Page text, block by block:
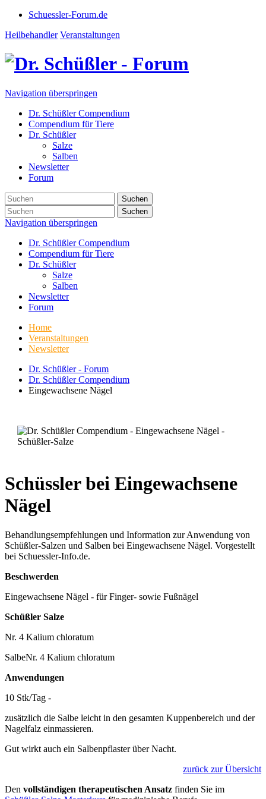
Schuessler-Forum.de
Heilbehandler Veranstaltungen
Navigation überspringen
Dr. Schüßler Compendium
Compendium für Tiere
Dr. Schüßler
Salze
Salben
Newsletter
Forum
Suchen
Suchen
Navigation überspringen
Dr. Schüßler Compendium
Compendium für Tiere
Dr. Schüßler
Salze
Salben
Newsletter
Forum
Home
Veranstaltungen
Newsletter
Dr. Schüßler - Forum
Dr. Schüßler Compendium
Eingewachsene Nägel
Schüssler bei Eingewachsene
Nägel
Behandlungsempfehlungen und Information zur Anwendung von
Schüßler-Salzen und Salben bei Eingewachsene Nägel. Vorgestellt
bei Schuessler-Info.de.
Beschwerden
Eingewachsene Nägel - für Finger- sowie Fußnägel
Schüßler Salze
Nr. 4 Kalium chloratum
SalbeNr. 4 Kalium chloratum
Anwendungen
10 Stk/Tag -
zusätzlich die Salbe leicht in den gesamten Kuppenbereich und der
Nagelfalz einmassieren.
Gut wirkt auch ein Salbenpflaster über Nacht.
zurück zur Übersicht
Den vollständigen therapeutischen Ansatz finden Sie im